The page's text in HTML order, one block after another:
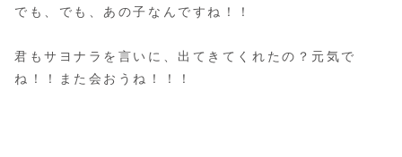
でも、でも、あの子なんですね！！
君もサヨナラを言いに、出てきてくれたの？元気で
ね！！また会おうね！！！